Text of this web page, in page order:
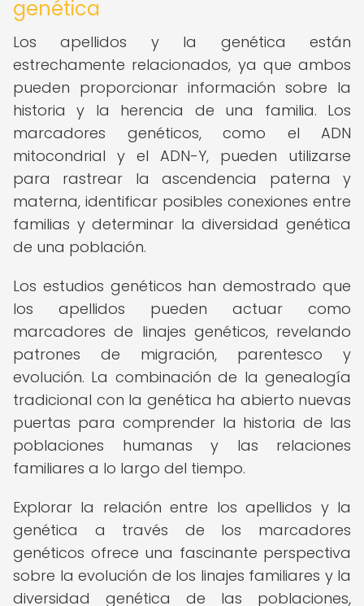
genética
Los apellidos y la genética están
estrechamente relacionados, ya que ambos
pueden proporcionar información sobre la
historia y la herencia de una familia. Los
marcadores genéticos, como el ADN
mitocondrial y el ADN-Y, pueden utilizarse
para rastrear la ascendencia paterna y
materna, identificar posibles conexiones entre
familias y determinar la diversidad genética
de una población.
Los estudios genéticos han demostrado que
los apellidos pueden actuar como
marcadores de linajes genéticos, revelando
patrones de migración, parentesco y
evolución. La combinación de la genealogía
tradicional con la genética ha abierto nuevas
puertas para comprender la historia de las
poblaciones humanas y las relaciones
familiares a lo largo del tiempo.
Explorar la relación entre los apellidos y la
genética a través de los marcadores
genéticos ofrece una fascinante perspectiva
sobre la evolución de los linajes familiares y la
diversidad genética de las poblaciones,